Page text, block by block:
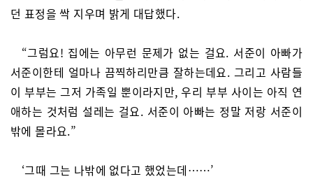
던 표정을 싹 지우며 밝게 대답했다.
“그럼요! 집에는 아무런 문제가 없는 걸요. 서준이 아빠가
서준이한테 얼마나 끔찍하리만큼 잘하는데요. 그리고 사람들
이 부부는 그저 가족일 뿐이라지만, 우리 부부 사이는 아직 연
애하는 것처럼 설레는 걸요. 서준이 아빠는 정말 저랑 서준이
밖에 몰라요.”
‘그때 그는 나밖에 없다고 했었는데……’